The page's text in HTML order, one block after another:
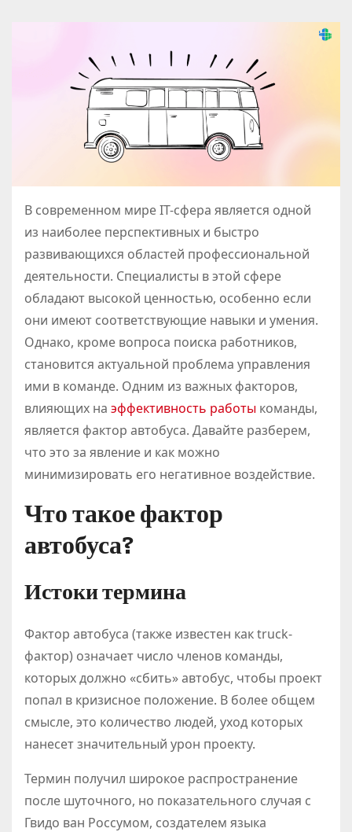
В современном мире IT-сфера является одной
из наиболее перспективных и быстро
развивающихся областей профессиональной
деятельности. Специалисты в этой сфере
обладают высокой ценностью, особенно если
они имеют соответствующие навыки и умения.
Однако, кроме вопроса поиска работников,
становится актуальной проблема управления
ими в команде. Одним из важных факторов,
влияющих на эффективность работы команды,
является фактор автобуса. Давайте разберем,
что это за явление и как можно
минимизировать его негативное воздействие.
Что такое фактор
автобуса?
Истоки термина
Фактор автобуса (также известен как truck-
фактор) означает число членов команды,
которых должно «сбить» автобус, чтобы проект
попал в кризисное положение. В более общем
смысле, это количество людей, уход которых
нанесет значительный урон проекту.
Термин получил широкое распространение
после шуточного, но показательного случая с
Гвидо ван Россумом, создателем языка